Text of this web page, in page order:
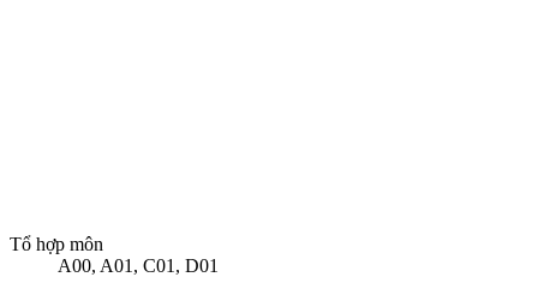
Tổ hợp môn
A00, A01, C01, D01